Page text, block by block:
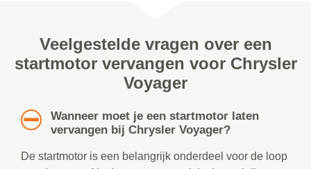
Veelgestelde vragen over een
startmotor vervangen voor Chrysler
Voyager
Wanneer moet je een startmotor laten
vervangen bij Chrysler Voyager?
De startmotor is een belangrijk onderdeel voor de loop